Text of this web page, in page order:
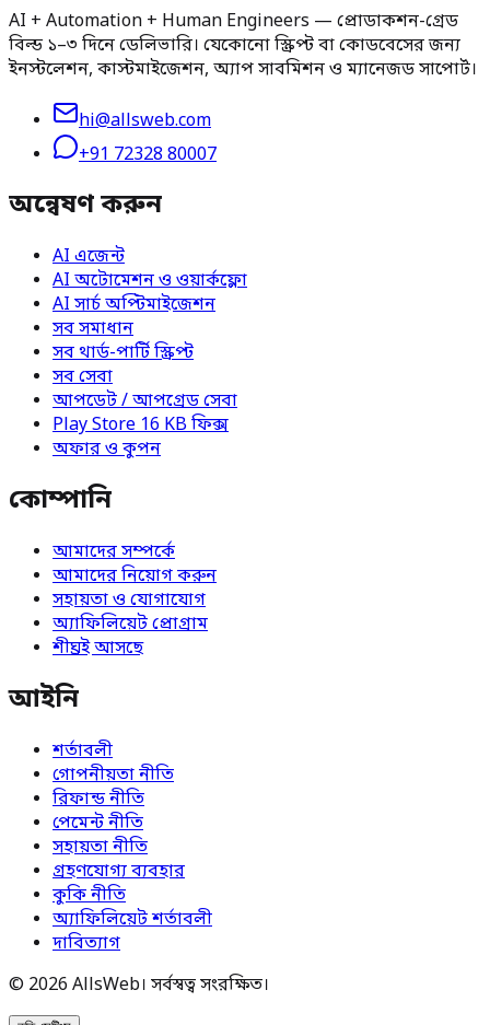
AI + Automation + Human Engineers — প্রোডাকশন-গ্রেড
বিল্ড ১–৩ দিনে ডেলিভারি। যেকোনো স্ক্রিপ্ট বা কোডবেসের জন্য
ইনস্টলেশন, কাস্টমাইজেশন, অ্যাপ সাবমিশন ও ম্যানেজড সাপোর্ট।
hi@allsweb.com
+91 72328 80007
অন্বেষণ করুন
AI এজেন্ট
AI অটোমেশন ও ওয়ার্কফ্লো
AI সার্চ অপ্টিমাইজেশন
সব সমাধান
সব থার্ড-পার্টি স্ক্রিপ্ট
সব সেবা
আপডেট / আপগ্রেড সেবা
Play Store 16 KB ফিক্স
অফার ও কুপন
কোম্পানি
আমাদের সম্পর্কে
আমাদের নিয়োগ করুন
সহায়তা ও যোগাযোগ
অ্যাফিলিয়েট প্রোগ্রাম
শীঘ্রই আসছে
আইনি
শর্তাবলী
গোপনীয়তা নীতি
রিফান্ড নীতি
পেমেন্ট নীতি
সহায়তা নীতি
গ্রহণযোগ্য ব্যবহার
কুকি নীতি
অ্যাফিলিয়েট শর্তাবলী
দাবিত্যাগ
© 2026 AllsWeb। সর্বস্বত্ব সংরক্ষিত।